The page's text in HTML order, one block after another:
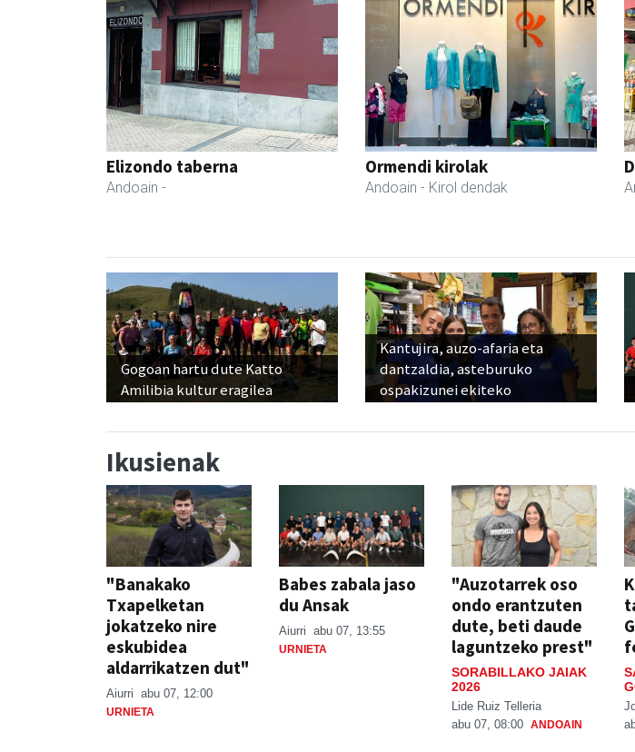
Elizondo taberna
Andoain -
Ormendi kirolak
Andoain - Kirol dendak
Gogoan hartu dute Katto
Amilibia kultur eragilea
Kantujira, auzo-afaria eta
dantzaldia, asteburuko
ospakizunei ekiteko
Ikusienak
"Banakako
Txapelketan
jokatzeko nire
eskubidea
aldarrikatzen dut"
Aiurri abu 07, 12:00
URNIETA
Babes zabala jaso
du Ansak
Aiurri abu 07, 13:55
URNIETA
"Auzotarrek oso
ondo erantzuten
dute, beti daude
laguntzeko prest"
SORABILLAKO JAIAK
2026
Lide Ruiz Telleria
abu 07, 08:00 ANDOAIN